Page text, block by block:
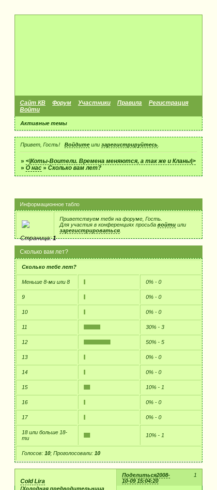
Сайт КВ Форум Участники Правила
Регистрация
Войти
Активные темы
Привет, Гость! Войдитеили зарегистрируйтесь
»<|Коты-Воители. Времена меняются, а так же и Кланы|>
»О нас »Сколько вам лет?
Информационное табло
Приветствуем тебя на форуме, Гость.
Для участия в конференциях просьба войти или
зарегистрироваться.
Сколько вам лет?
Страница:1
Сколько тебе лет?
Меньше 8-ми или 8 0% - 0
9 0% - 0
10 0% - 0
11 30% - 3
12 50% - 5
13 0% - 0
14 0% - 0
15 10% - 1
16 0% - 0
17 0% - 0
18 или больше 18-
ти
10% - 1
Голосов: 10; Проголосовали: 10
Поделиться 1
2008-
10-09 15:04:20
Cold Lira
[Холодная предводительница